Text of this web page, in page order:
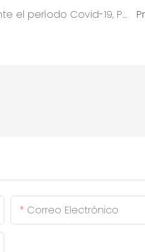
2020-2022 Durante el período Covid-19, PCCh suministró salas de contenedores para los hospitales de refugios nacionales y el proyecto de cabañas de cuarentena en el extranjero
Correo Electrónico